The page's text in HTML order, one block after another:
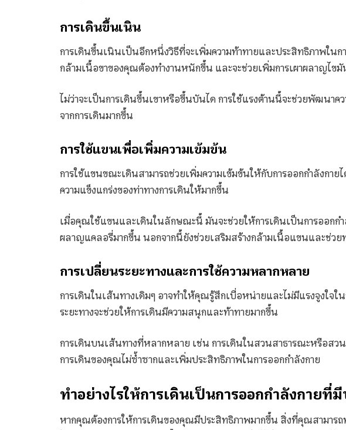
การเดินขึ้นเนิน
การเดินขึ้นเนินเป็นอีกหนึ่งวิธีที่จะเพิ่มความท้าทายและประสิทธิภาพใน
กล้ามเนื้อขาของคุณต้องทำงานหนักขึ้น และจะช่วยเพิ่มการเผาผลาญไข
ไม่ว่าจะเป็นการเดินขึ้นเขาหรือขึ้นบันได การใช้แรงต้านนี้จะช่วยพัฒนา
จากการเดินมากขึ้น
การใช้แขนเพื่อเพิ่มความเข้มข้น
การใช้แขนขณะเดินสามารถช่วยเพิ่มความเข้มข้นให้กับการออกกำลังกา
ความแข็งแกร่งของท่าทางการเดินให้มากขึ้น
เมื่อคุณใช้แขนและเดินในลักษณะนี้ มันจะช่วยให้การเดินเป็นการออกกำ
ผลาญแคลอรี่มากขึ้น นอกจากนี้ยังช่วยเสริมสร้างกล้ามเนื้อแขนและช่วย
การเปลี่ยนระยะทางและการใช้ความหลากหลาย
การเดินในเส้นทางเดิมๆ อาจทำให้คุณรู้สึกเบื่อหน่ายและไม่มีแรงจูงใจ
ระยะทางจะช่วยให้การเดินมีความสนุกและท้าทายมากขึ้น
การเดินบนเส้นทางที่หลากหลาย เช่น การเดินในสวนสาธารณะหรือสว
การเดินของคุณไม่ซ้ำซากและเพิ่มประสิทธิภาพในการออกกำลังกาย
ทำอย่างไรให้การเดินเป็นการออกกำลังกายที่
หากคุณต้องการให้การเดินของคุณมีประสิทธิภาพมากขึ้น สิ่งที่คุณสามารถ